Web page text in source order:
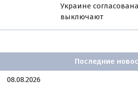
Украине
выключают
Последние
08.08.2026